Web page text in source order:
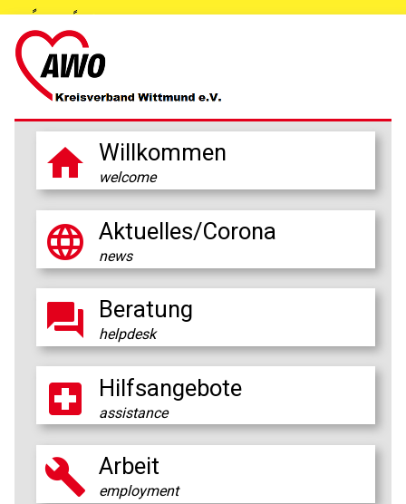
 Willkommen
welcome
 Aktuelles/Corona
news
 Beratung
helpdesk
 Hilfsangebote
assistance
 Arbeit
employment